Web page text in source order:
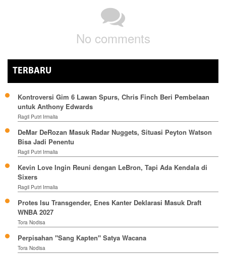
No comments
TERBARU
Kontroversi Gim 6 Lawan Spurs, Chris Finch Beri Pembelaan
untuk Anthony Edwards
Ragil Putri Irmalia
DeMar DeRozan Masuk Radar Nuggets, Situasi Peyton Watson
Bisa Jadi Penentu
Ragil Putri Irmalia
Kevin Love Ingin Reuni dengan LeBron, Tapi Ada Kendala di
Sixers
Ragil Putri Irmalia
Protes Isu Transgender, Enes Kanter Deklarasi Masuk Draft
WNBA 2027
Tora Nodisa
Perpisahan "Sang Kapten" Satya Wacana
Tora Nodisa